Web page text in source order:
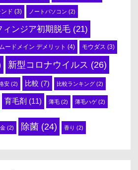
ンド (3) ノートパソコン (2)
ィンジア初期脱毛 (21)
ードメイン デメリット (4) モウダス (3)
新型コロナウイルス (26)
安 (2) 比較 (7) 比較ランキング (2)
育毛剤 (11) 薄毛 (2) 薄毛ハゲ(2)
(2) 除菌 (24) 香り (2)